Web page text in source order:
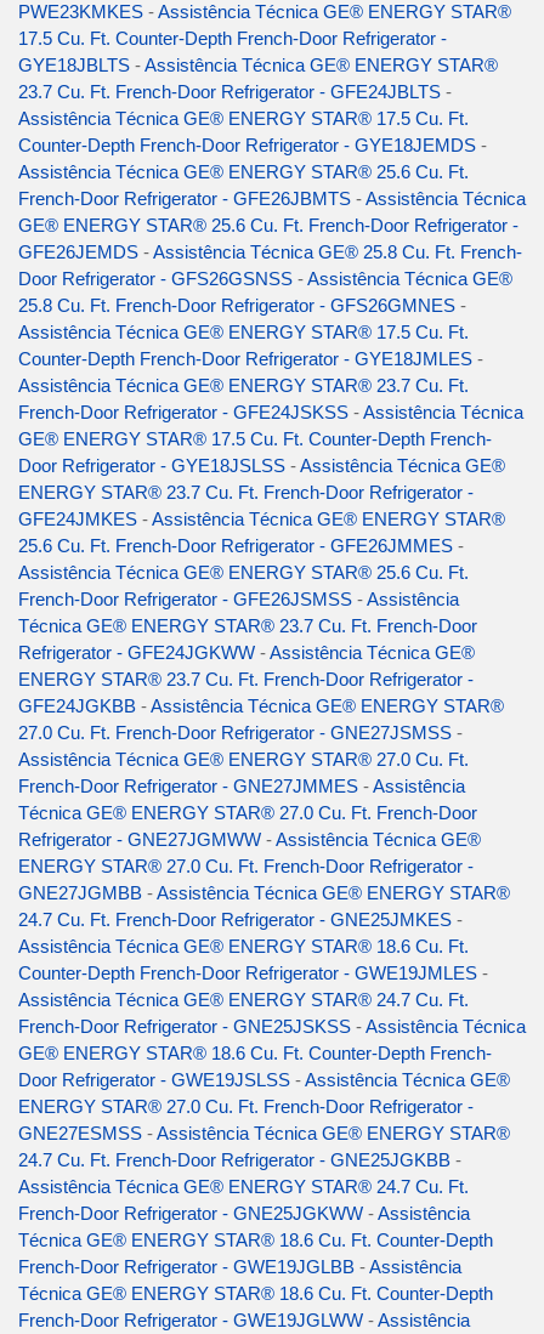
PWE23KMKES -Assistência Técnica GE® ENERGY STAR®
17.5 Cu. Ft. Counter-Depth French-Door Refrigerator -
GYE18JBLTS -Assistência Técnica GE® ENERGY STAR®
23.7 Cu. Ft. French-Door Refrigerator - GFE24JBLTS -
Assistência Técnica GE® ENERGY STAR® 17.5 Cu. Ft.
Counter-Depth French-Door Refrigerator - GYE18JEMDS -
Assistência Técnica GE® ENERGY STAR® 25.6 Cu. Ft.
French-Door Refrigerator - GFE26JBMTS -Assistência Técnica
GE® ENERGY STAR® 25.6 Cu. Ft. French-Door Refrigerator -
GFE26JEMDS -Assistência Técnica GE® 25.8 Cu. Ft. French-
Door Refrigerator - GFS26GSNSS -Assistência Técnica GE®
25.8 Cu. Ft. French-Door Refrigerator - GFS26GMNES -
Assistência Técnica GE® ENERGY STAR® 17.5 Cu. Ft.
Counter-Depth French-Door Refrigerator - GYE18JMLES -
Assistência Técnica GE® ENERGY STAR® 23.7 Cu. Ft.
French-Door Refrigerator - GFE24JSKSS -Assistência Técnica
GE® ENERGY STAR® 17.5 Cu. Ft. Counter-Depth French-
Door Refrigerator - GYE18JSLSS -Assistência Técnica GE®
ENERGY STAR® 23.7 Cu. Ft. French-Door Refrigerator -
GFE24JMKES -Assistência Técnica GE® ENERGY STAR®
25.6 Cu. Ft. French-Door Refrigerator - GFE26JMMES -
Assistência Técnica GE® ENERGY STAR® 25.6 Cu. Ft.
French-Door Refrigerator - GFE26JSMSS -Assistência
Técnica GE® ENERGY STAR® 23.7 Cu. Ft. French-Door
Refrigerator - GFE24JGKWW -Assistência Técnica GE®
ENERGY STAR® 23.7 Cu. Ft. French-Door Refrigerator -
GFE24JGKBB -Assistência Técnica GE® ENERGY STAR®
27.0 Cu. Ft. French-Door Refrigerator - GNE27JSMSS -
Assistência Técnica GE® ENERGY STAR® 27.0 Cu. Ft.
French-Door Refrigerator - GNE27JMMES -Assistência
Técnica GE® ENERGY STAR® 27.0 Cu. Ft. French-Door
Refrigerator - GNE27JGMWW -Assistência Técnica GE®
ENERGY STAR® 27.0 Cu. Ft. French-Door Refrigerator -
GNE27JGMBB -Assistência Técnica GE® ENERGY STAR®
24.7 Cu. Ft. French-Door Refrigerator - GNE25JMKES -
Assistência Técnica GE® ENERGY STAR® 18.6 Cu. Ft.
Counter-Depth French-Door Refrigerator - GWE19JMLES -
Assistência Técnica GE® ENERGY STAR® 24.7 Cu. Ft.
French-Door Refrigerator - GNE25JSKSS -Assistência Técnica
GE® ENERGY STAR® 18.6 Cu. Ft. Counter-Depth French-
Door Refrigerator - GWE19JSLSS -Assistência Técnica GE®
ENERGY STAR® 27.0 Cu. Ft. French-Door Refrigerator -
GNE27ESMSS -Assistência Técnica GE® ENERGY STAR®
24.7 Cu. Ft. French-Door Refrigerator - GNE25JGKBB -
Assistência Técnica GE® ENERGY STAR® 24.7 Cu. Ft.
French-Door Refrigerator - GNE25JGKWW -Assistência
Técnica GE® ENERGY STAR® 18.6 Cu. Ft. Counter-Depth
French-Door Refrigerator - GWE19JGLBB -Assistência
Técnica GE® ENERGY STAR® 18.6 Cu. Ft. Counter-Depth
French-Door Refrigerator - GWE19JGLWW -Assistência